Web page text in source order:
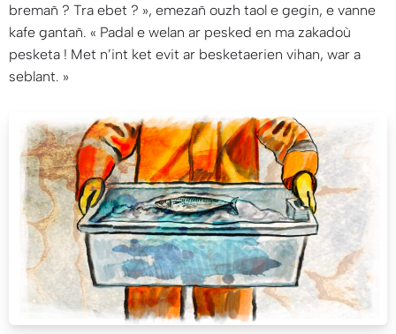
bremañ ? Tra ebet ? », emezañ ouzh taol e gegin, e vanne
kafe gantañ. « Padal e welan ar pesked en ma zakadoù
pesketa ! Met n’int ket evit ar besketaerien vihan, war a
seblant. »